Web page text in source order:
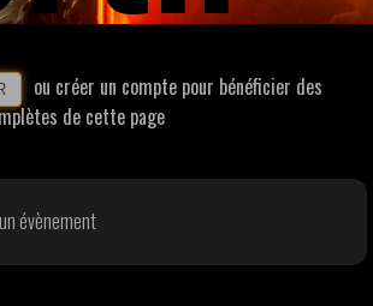
ou créer un compte pour bénéficier des
de cette page
un évènement